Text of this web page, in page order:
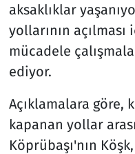
aksaklıklar
yollarının
mücadele
ediyor.
Açıklamalara göre,
kapanan yollar
Köprübaşı'nın
Seçim 2023
Spor
Televizyon